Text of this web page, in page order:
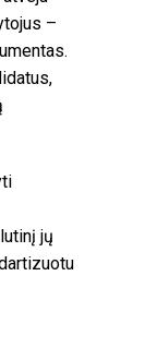
–
jų